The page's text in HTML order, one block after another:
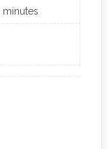
minutes